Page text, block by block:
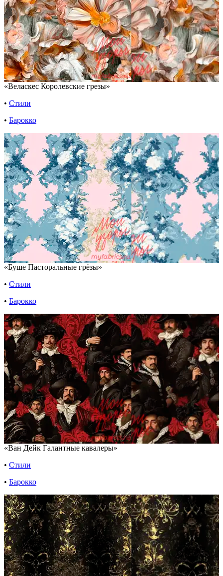
«Веласкес Королевские грезы»
• Стили
• Барокко
«Буше Пасторальные грёзы»
• Стили
• Барокко
«Ван Дейк Галантные кавалеры»
• Стили
• Барокко